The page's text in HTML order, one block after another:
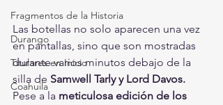
Fragmentos de la Historia
Durango
Titulares en Inicio
Coahuila
Las botellas no solo aparecen una vez
en pantallas, sino que son mostradas
durante varios minutos debajo de la
silla de Samwell Tarly y Lord Davos.
Pese a la meticulosa edición de los